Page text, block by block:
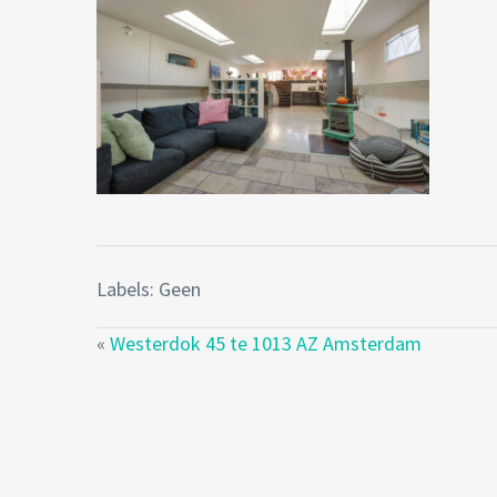
Labels: Geen
« Westerdok 45 te 1013 AZ Amsterdam